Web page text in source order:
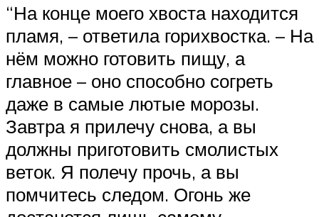
“На конце моего хвоста находится
пламя, – ответила горихвостка. – На
нём можно готовить пищу, а
главное – оно способно согреть
даже в самые лютые морозы.
Завтра я прилечу снова, а вы
должны приготовить смолистых
веток. Я полечу прочь, а вы
помчитесь следом. Огонь же